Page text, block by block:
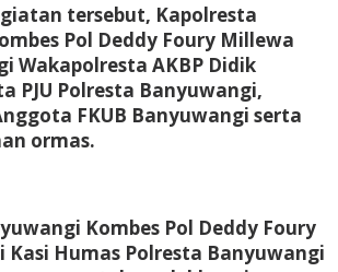
tersebut, Kapolresta
Pol Deddy Foury Millewa
Wakapolresta AKBP Didik
PJU Polresta Banyuwangi,
FKUB Banyuwangi serta
ormas.
Kombes Pol Deddy Foury
Humas Polresta Banyuwangi